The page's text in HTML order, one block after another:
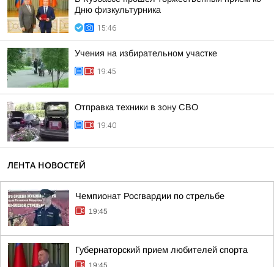
Дню физкультурника
15:46
Учения на избирательном участке
19:45
Отправка техники в зону СВО
19:40
ЛЕНТА НОВОСТЕЙ
Чемпионат Росгвардии по стрельбе
19:45
Губернаторский прием любителей спорта
19:45